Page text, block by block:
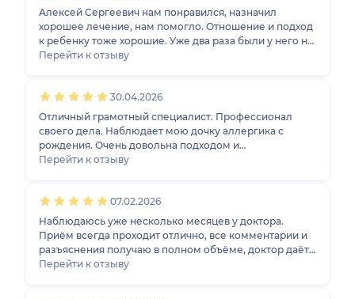
Алексей Сергеевич нам понравился, назначил
хорошее лечение, нам помогло. Отношение и подход
к ребенку тоже хорошие. Уже два раза были у него на
приеме и будем наблюдаться дальше, проблема еще
Перейти к отзыву
30.04.2026
Отличный грамотный специалист. Профессионал
своего дела. Наблюдает мою дочку аллергика с
рождения. Очень довольна подходом и
рекомендациями.
Перейти к отзыву
07.02.2026
Наблюдаюсь уже несколько месяцев у доктора.
Приём всегда проходит отлично, все комментарии и
разъяснения получаю в полном объёме, доктор даёт
ответы на вопросы, которые у меня появляются в
Перейти к отзыву